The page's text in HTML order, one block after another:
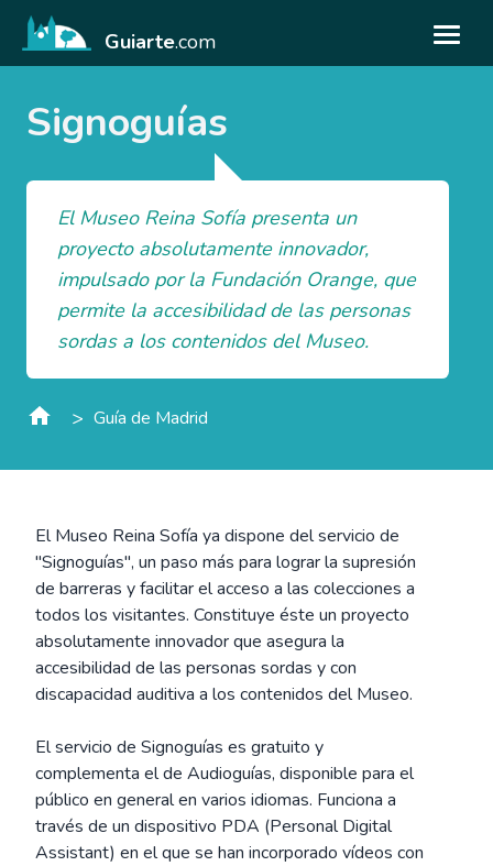
Guiarte.com
Signoguías
El Museo Reina Sofía presenta un
proyecto absolutamente innovador,
impulsado por la Fundación Orange, que
permite la accesibilidad de las personas
sordas a los contenidos del Museo.
> Guía de Madrid
El Museo Reina Sofía ya dispone del servicio de
"Signoguías", un paso más para lograr la supresión
de barreras y facilitar el acceso a las colecciones a
todos los visitantes. Constituye éste un proyecto
absolutamente innovador que asegura la
accesibilidad de las personas sordas y con
discapacidad auditiva a los contenidos del Museo.
El servicio de Signoguías es gratuito y
complementa el de Audioguías, disponible para el
público en general en varios idiomas. Funciona a
través de un dispositivo PDA (Personal Digital
Assistant) en el que se han incorporado vídeos con